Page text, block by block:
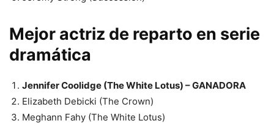
Mejor actriz de reparto en serie
dramática
Jennifer Coolidge (The White Lotus) – GANADORA
Elizabeth Debicki (The Crown)
Meghann Fahy (The White Lotus)